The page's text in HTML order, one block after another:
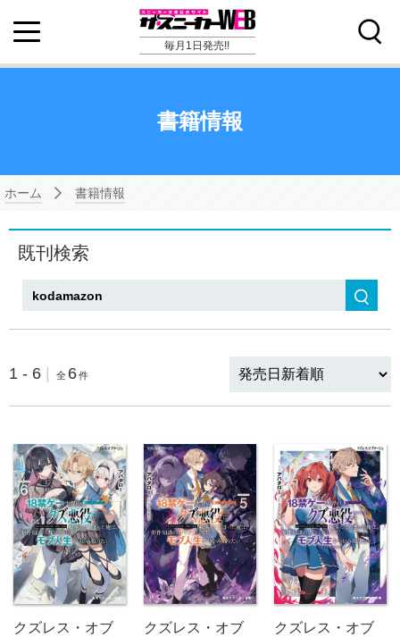
毎月1日発売!!
書籍情報
ホーム 書籍情報
既刊検索
1 - 6 全 6件
クズレス・オブ
クズレス・オブ
クズレス・オブ